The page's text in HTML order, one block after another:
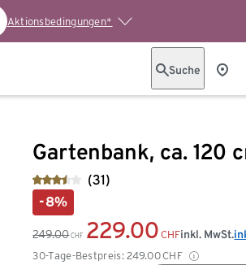
Aktionsbedingungen*
Suche
Gartenbank, ca. 120
(31)
-8%
249.00 CHF 229.00 CHF
30-Tage-Bestpreis: 249.00CHF
inkl. MwSt.